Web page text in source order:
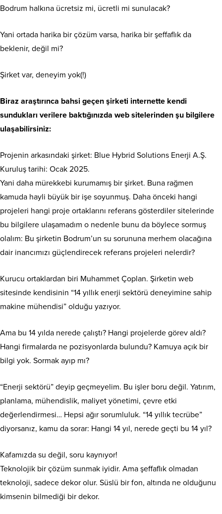
Bodrum halkına ücretsiz mi, ücretli mi sunulacak?
Yani ortada harika bir çözüm varsa, harika bir şeffaflık da
beklenir, değil mi?
Şirket var, deneyim yok(!)
Biraz araştırınca bahsi geçen şirketi internette kendi
sundukları verilere baktığınızda web sitelerinden şu bilgilere
ulaşabilirsiniz:
Projenin arkasındaki şirket: Blue Hybrid Solutions Enerji A.Ş.
Kuruluş tarihi: Ocak 2025.
Yani daha mürekkebi kurumamış bir şirket. Buna rağmen
kamuda hayli büyük bir işe soyunmuş. Daha önceki hangi
projeleri hangi proje ortaklarını referans gösterdiler sitelerinde
bu bilgilere ulaşamadım o nedenle bunu da böylece sormuş
olalım: Bu şirketin Bodrum’un su sorununa merhem olacağına
dair inancımızı güçlendirecek referans projeleri nelerdir?
Kurucu ortaklardan biri Muhammet Çoplan. Şirketin web
sitesinde kendisinin “14 yıllık enerji sektörü deneyimine sahip
makine mühendisi” olduğu yazıyor.
Ama bu 14 yılda nerede çalıştı? Hangi projelerde görev aldı?
Hangi firmalarda ne pozisyonlarda bulundu? Kamuya açık bir
bilgi yok. Sormak ayıp mı?
“Enerji sektörü” deyip geçmeyelim. Bu işler boru değil. Yatırım,
planlama, mühendislik, maliyet yönetimi, çevre etki
değerlendirmesi… Hepsi ağır sorumluluk. “14 yıllık tecrübe”
diyorsanız, kamu da sorar: Hangi 14 yıl, nerede geçti bu 14 yıl?
Kafamızda su değil, soru kaynıyor!
Teknolojik bir çözüm sunmak iyidir. Ama şeffaflık olmadan
teknoloji, sadece dekor olur. Süslü bir fon, altında ne olduğunu
kimsenin bilmediği bir dekor.